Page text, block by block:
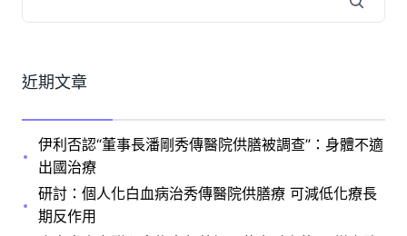
近期文章
伊利否認“董事長潘剛秀傳醫院供膳被調查”：身體不適
出國治療
研討：個人化白血病治秀傳醫院供膳療 可減低化療長
期反作用